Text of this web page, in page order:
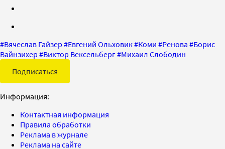
#Вячеслав Гайзер #Евгений Ольховик#Коми #Ренова #Борис
Вайнзихер #Виктор Вексельберг#Михаил Слободин
Подписаться
Информация:
Контактная информация
Правила обработки
Реклама в журнале
Реклама на сайте